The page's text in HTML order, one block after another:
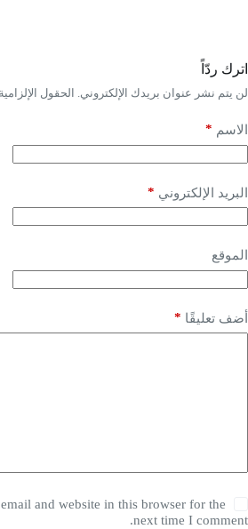
اترك ردّاً
لن يتم نشر عنوان بريدك الإلكتروني. الحقول
الاسم *
البريد الإلكتروني *
الموقع
أضف تعليقًا *
and website in this browser for the
next time I comment.